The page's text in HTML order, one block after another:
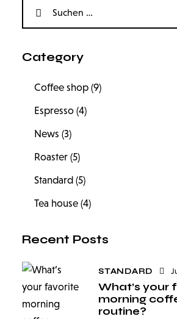
Category
Coffee shop (9)
Espresso (4)
News (3)
Roaster (5)
Standard (5)
Tea house (4)
Recent Posts
STANDARD
What’s your
morning
routine?